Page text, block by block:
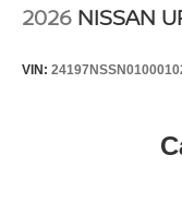
2026 NISSAN
VIN: